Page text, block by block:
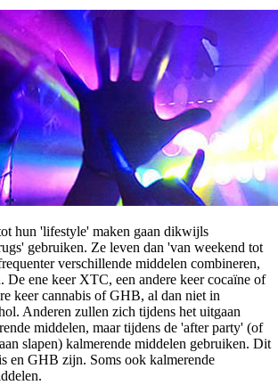
hun 'lifestyle' maken gaan dikwijls
gebruiken. Ze leven dan 'van weekend tot
verschillende middelen combineren,
De ene keer XTC, een andere keer cocaïne of
keer cannabis of GHB, al dan niet in
Anderen zullen zich tijdens het uitgaan
middelen, maar tijdens de 'after party' (of
slapen) kalmerende middelen gebruiken. Dit
en GHB zijn. Soms ook kalmerende